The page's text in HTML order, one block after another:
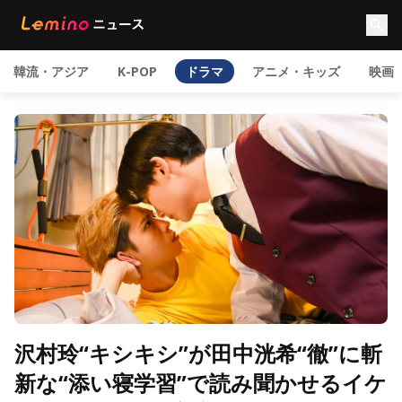
韓流・アジア K-POP ドラマ アニメ・キッズ 映画
沢村玲“キシキシ”が田中洸希“徹”に斬
新な“添い寝学習”で読み聞かせるイケ